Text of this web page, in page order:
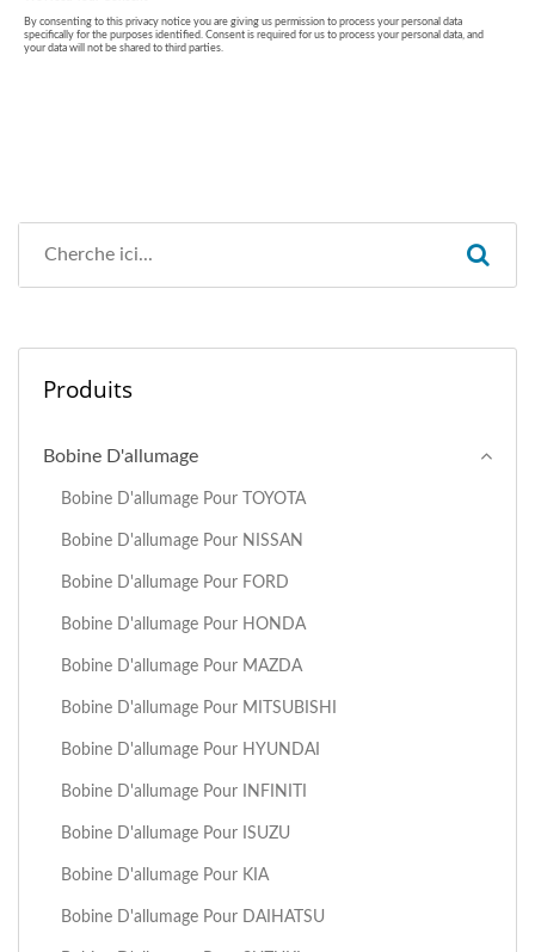
Produits
Bobine D'allumage
Bobine D'allumage Pour TOYOTA
Bobine D'allumage Pour NISSAN
Bobine D'allumage Pour FORD
Bobine D'allumage Pour HONDA
Bobine D'allumage Pour MAZDA
Bobine D'allumage Pour MITSUBISHI
Bobine D'allumage Pour HYUNDAI
Bobine D'allumage Pour INFINITI
Bobine D'allumage Pour ISUZU
Bobine D'allumage Pour KIA
Bobine D'allumage Pour DAIHATSU